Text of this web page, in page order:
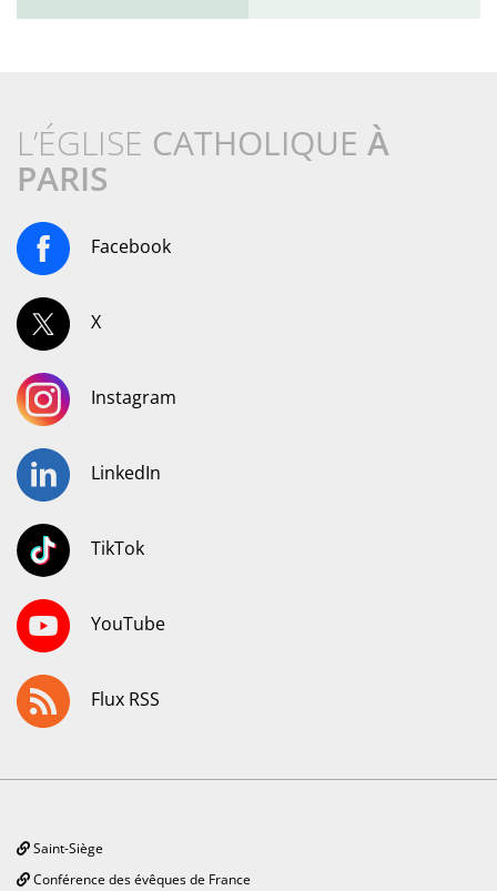
L’ÉGLISE CATHOLIQUE À
PARIS
Facebook
X
Instagram
LinkedIn
TikTok
YouTube
Flux RSS
Saint-Siège
Conférence des évêques de France